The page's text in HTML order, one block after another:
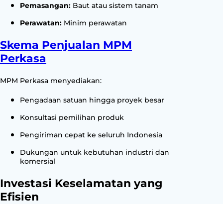
Pemasangan: Baut atau sistem tanam
Perawatan: Minim perawatan
Skema Penjualan MPM
Perkasa
MPM Perkasa menyediakan:
Pengadaan satuan hingga proyek besar
Konsultasi pemilihan produk
Pengiriman cepat ke seluruh Indonesia
Dukungan untuk kebutuhan industri dan
komersial
Investasi Keselamatan yang
Efisien